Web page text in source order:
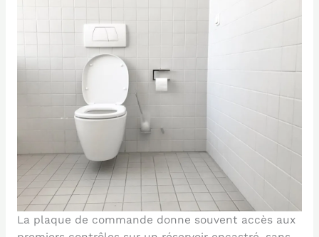
La plaque de commande donne souvent accès aux